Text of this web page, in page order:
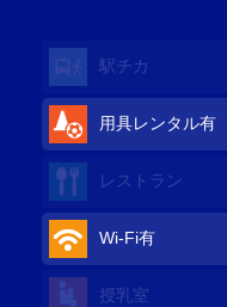
駅チカ
用具レンタル有
レストラン
Wi-Fi有
授乳室